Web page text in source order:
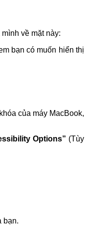
về mặt này:
bạn có muốn hiển thị
của máy MacBook,
Options” (Tùy
bạn.